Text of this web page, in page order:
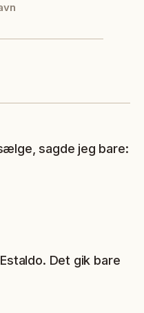
over prisen
sagde jeg bare:
Det gik bare